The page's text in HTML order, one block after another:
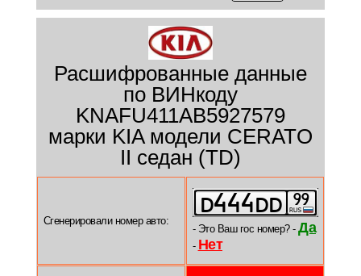
Расшифрованные данные
по ВИНкоду
KNAFU411AB5927579
марки KIA модели CERATO
II седан (TD)
Сгенерировали номер авто:
- Это Ваш гос номер? - Да
- Нет